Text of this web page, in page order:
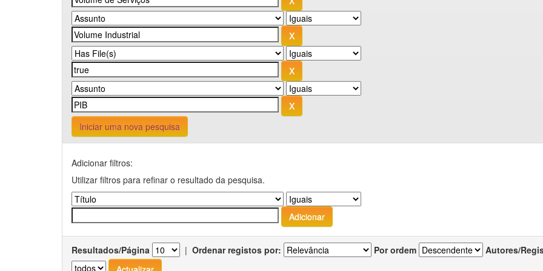
Iniciar uma nova pesquisa
Adicionar filtros:
Utilizar filtros para refinar o resultado da pesquisa.
Resultados/Página | Ordenar registos por: Por ordem Autores/